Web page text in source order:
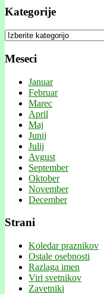
Kategorije
Kategorije
Meseci
Januar
Februar
Marec
April
Maj
Junij
Julij
Avgust
September
Oktober
November
December
Strani
Koledar praznikov
Ostale osebnosti
Razlaga imen
Viri svetnikov
Zavetniki